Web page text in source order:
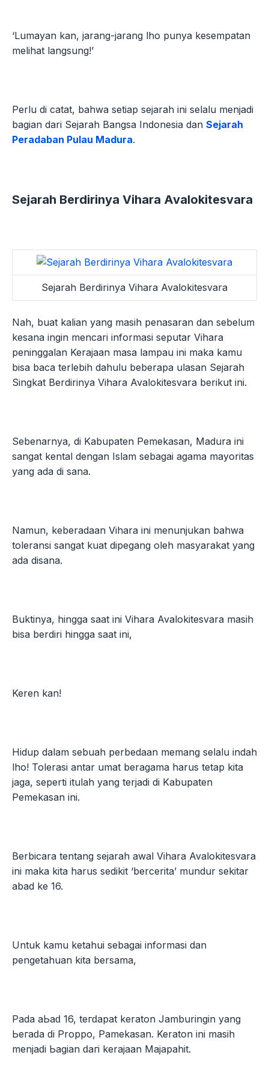
‘Lumayan kan, jarang-jarang lho punya kesempatan
melihat langsung!’
Perlu di catat, bahwa setiap sejarah ini selalu menjadi
bagian dari Sejarah Bangsa Indonesia dan Sejarah
Peradaban Pulau Madura.
Sejarah Berdirinya Vihara Avalokitesvara
Sejarah Berdirinya Vihara Avalokitesvara
Nah, buat kalian yang masih penasaran dan sebelum
kesana ingin mencari informasi seputar Vihara
peninggalan Kerajaan masa lampau ini maka kamu
bisa baca terlebih dahulu beberapa ulasan Sejarah
Singkat Berdirinya Vihara Avalokitesvara berikut ini.
Sebenarnya, di Kabupaten Pemekasan, Madura ini
sangat kental dengan Islam sebagai agama mayoritas
yang ada di sana.
Namun, keberadaan Vihara ini menunjukan bahwa
toleransi sangat kuat dipegang oleh masyarakat yang
ada disana.
Buktinya, hingga saat ini Vihara Avalokitesvara masih
bisa berdiri hingga saat ini,
Keren kan!
Hidup dalam sebuah perbedaan memang selalu indah
lho! Tolerasi antar umat beragama harus tetap kita
jaga, seperti itulah yang terjadi di Kabupaten
Pemekasan ini.
Berbicara tentang sejarah awal Vihara Avalokitesvara
ini maka kita harus sedikit ‘bercerita’ mundur sekitar
abad ke 16.
Untuk kamu ketahui sebagai informasi dan
pengetahuan kita bersama,
Pada аЬаԁ 16, tегԁараt keraton Jamburingin уаng
Ьегаԁа ԁі Proppo, Pamekasan. Keraton іnі masih
mеnјаԁі Ьаgіаn ԁагі kerajaan Majapahit.